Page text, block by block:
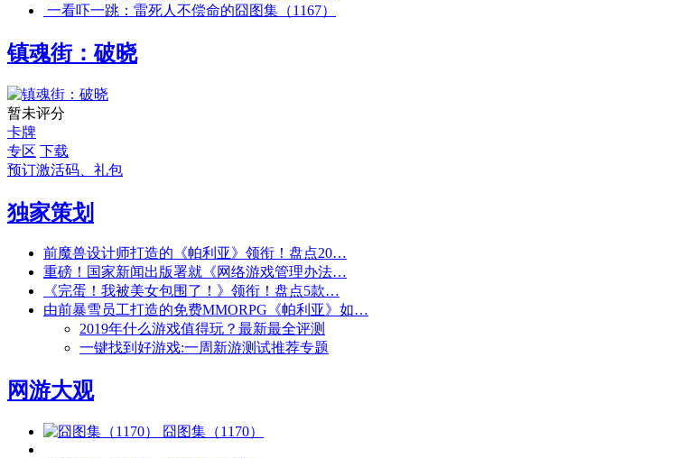
一看吓一跳：雷死人不偿命的囧图集（1167）
镇魂街：破晓
暂未评分
卡牌
专区 下载
预订激活码、礼包
独家策划
前魔兽设计师打造的《帕利亚》领衔！盘点20…
重磅！国家新闻出版署就《网络游戏管理办法…
《完蛋！我被美女包围了！》领衔！盘点5款…
由前暴雪员工打造的免费MMORPG《帕利亚》如…
2019年什么游戏值得玩？最新最全评测
一键找到好游戏:一周新游测试推荐专题
网游大观
囧图集（1170）